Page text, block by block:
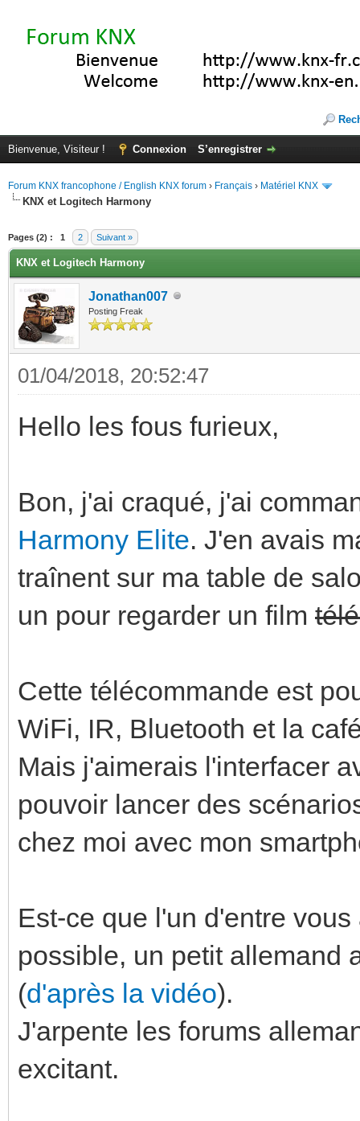
Bienvenue, Visiteur ! Connexion S’enregistrer
Forum KNX francophone / English KNX forum › Français › Matériel KNX
KNX et Logitech Harmony
Pages (2) : 1 2 Suivant »
KNX et Logitech Harmony
Jonathan007
Posting Freak
01/04/2018, 20:52:47
Hello les fous furieux,
Bon, j'ai craqué, j'ai
Harmony Elite. J'en avais
traînent sur ma table de
un pour regarder un film
Cette télécommande est
WiFi, IR, Bluetooth et la
Mais j'aimerais l'interfacer
pouvoir lancer des
chez moi avec mon
Est-ce que l'un d'entre
possible, un petit allemand
(d'après la vidéo).
J'arpente les forums
excitant.